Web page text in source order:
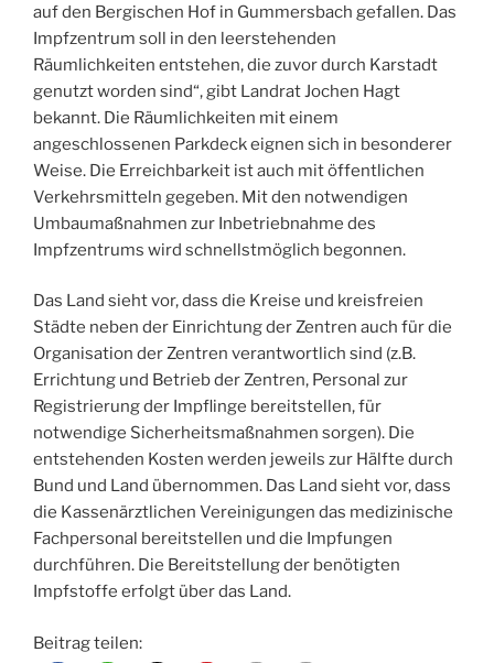
auf den Bergischen Hof in Gummersbach gefallen. Das
Impfzentrum soll in den leerstehenden
Räumlichkeiten entstehen, die zuvor durch Karstadt
genutzt worden sind“, gibt Landrat Jochen Hagt
bekannt. Die Räumlichkeiten mit einem
angeschlossenen Parkdeck eignen sich in besonderer
Weise. Die Erreichbarkeit ist auch mit öffentlichen
Verkehrsmitteln gegeben. Mit den notwendigen
Umbaumaßnahmen zur Inbetriebnahme des
Impfzentrums wird schnellstmöglich begonnen.
Das Land sieht vor, dass die Kreise und kreisfreien
Städte neben der Einrichtung der Zentren auch für die
Organisation der Zentren verantwortlich sind (z.B.
Errichtung und Betrieb der Zentren, Personal zur
Registrierung der Impflinge bereitstellen, für
notwendige Sicherheitsmaßnahmen sorgen). Die
entstehenden Kosten werden jeweils zur Hälfte durch
Bund und Land übernommen. Das Land sieht vor, dass
die Kassenärztlichen Vereinigungen das medizinische
Fachpersonal bereitstellen und die Impfungen
durchführen. Die Bereitstellung der benötigten
Impfstoffe erfolgt über das Land.
Beitrag teilen: